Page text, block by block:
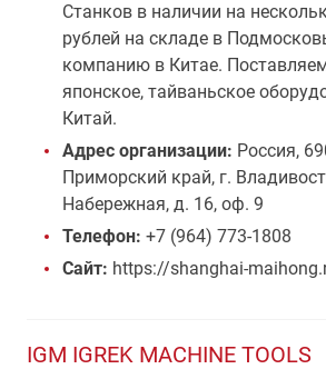
Станков в наличии на
рублей на складе в
компанию в Китае.
японское, тайваньское
Китай.
Адрес организации: Россия,
Приморский край, г.
Набережная, д. 16, оф. 9
Телефон: +7 (964) 773-1808
Сайт: https://shanghai-
IGM IGREK MACHINE TOOLS